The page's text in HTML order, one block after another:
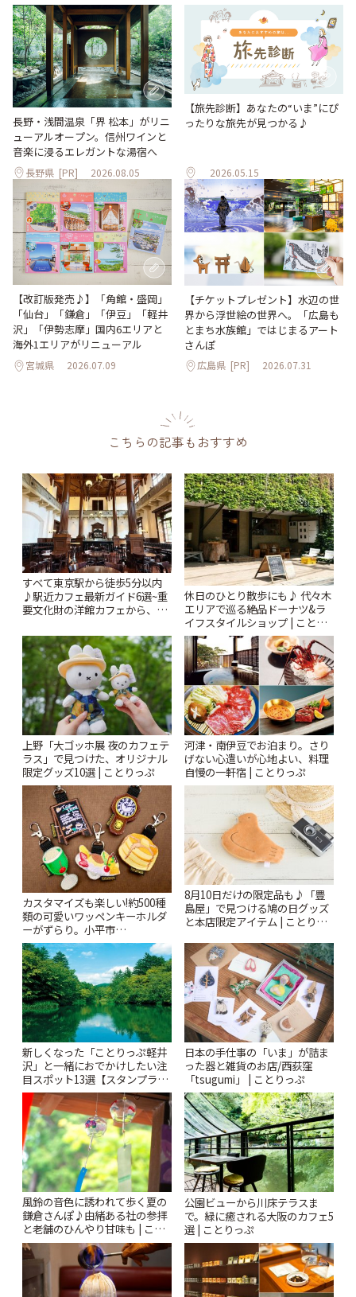
長野・浅間温泉「界 松本」がリニ
ューアルオープン。信州ワインと
音楽に浸るエレガントな湯宿へ
長野県 [PR] 2026.08.05
【旅先診断】あなたの“いま”にぴ
ったりな旅先が見つかる♪
2026.05.15
【改訂版発売♪】「角館・盛岡」
「仙台」「鎌倉」「伊豆」「軽井
沢」「伊勢志摩」国内6エリアと
海外1エリアがリニューアル
宮城県 2026.07.09
【チケットプレゼント】水辺の世
界から浮世絵の世界へ。「広島も
とまち水族館」ではじまるアート
さんぽ
広島県 [PR] 2026.07.31
こちらの記事もおすすめ
すべて東京駅から徒歩5分以内
♪駅近カフェ最新ガイド6選~重
要文化財の洋館カフェから、改
りっぷ
休日のひとり散歩にも♪ 代々木
エリアで巡る絶品ドーナツ&ラ
イフスタイルショップ | ことり
っぷ
上野「大ゴッホ展 夜のカフェテ
ラス」で見つけた、オリジナル
限定グッズ10選 | ことりっぷ
河津・南伊豆でお泊まり。さり
げない心遣いが心地よい、料理
自慢の一軒宿 | ことりっぷ
カスタマイズも楽しい!約500種
類の可愛いワッペンキーホルダ
ーがずらり。小平市
「Kimamaya T&K」 | ことりっ
ぷ
8月10日だけの限定品も♪「豊
島屋」で見つける鳩の日グッズ
と本店限定アイテム | ことりっ
新しくなった「ことりっぷ軽井
沢」と一緒におでかけしたい注
目スポット13選【スタンプラリ
ー開催中】 | ことりっぷ
日本の手仕事の「いま」が詰ま
った器と雑貨のお店/西荻窪
「tsugumi」 | ことりっぷ
風鈴の音色に誘われて歩く夏の
鎌倉さんぽ♪由緒ある社の参拝
と老舗のひんやり甘味も | こと
りっぷ
公園ビューから川床テラスま
で。緑に癒される大阪のカフェ5
選 | ことりっぷ